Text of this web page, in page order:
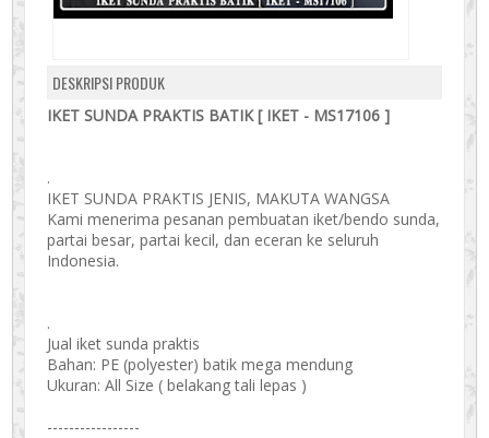
DESKRIPSI PRODUK
IKET SUNDA PRAKTIS BATIK [ IKET - MS17106 ]
.
IKET SUNDA PRAKTIS JENIS, MAKUTA WANGSA
Kami menerima pesanan pembuatan iket/bendo sunda,
partai besar, partai kecil, dan eceran ke seluruh
Indonesia.
.
Jual iket sunda praktis
Bahan: PE (polyester) batik mega mendung
Ukuran: All Size ( belakang tali lepas )
-----------------